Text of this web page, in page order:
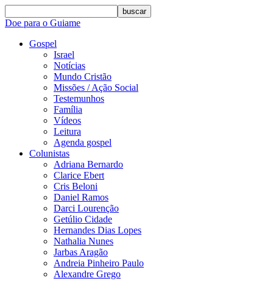
buscar
Doe para o Guiame
Gospel
Israel
Notícias
Mundo Cristão
Missões / Ação Social
Testemunhos
Família
Vídeos
Leitura
Agenda gospel
Colunistas
Adriana Bernardo
Clarice Ebert
Cris Beloni
Daniel Ramos
Darci Lourenção
Getúlio Cidade
Hernandes Dias Lopes
Nathalia Nunes
Jarbas Aragão
Andreia Pinheiro Paulo
Alexandre Grego